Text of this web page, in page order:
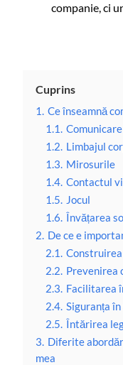
companie, ci
Cuprins
1. Ce înseamnă
1.1.
1.2. Limbajul
1.3. Mirosurile
1.4. Contactul
1.5. Jocul
1.6. Învățarea
2. De ce e
2.1.
2.2. Prevenirea
2.3. Facilitarea
2.4. Siguranța
2.5. Întărirea
3. Diferite
mea